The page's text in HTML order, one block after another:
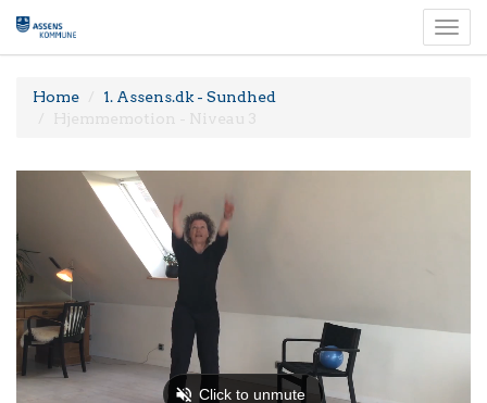
Home
1. Assens.dk - Sundhed
Hjemmemotion - Niveau 3